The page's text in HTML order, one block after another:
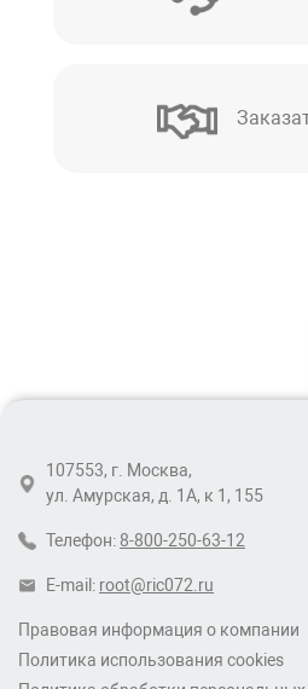
Правовая информация о компании
Политика использования cookies
107553, г. Москва,
ул. Амурская, д. 1А, к 1, 155
Телефон: 8-800-250-63-12
E-mail: root@ric072.ru